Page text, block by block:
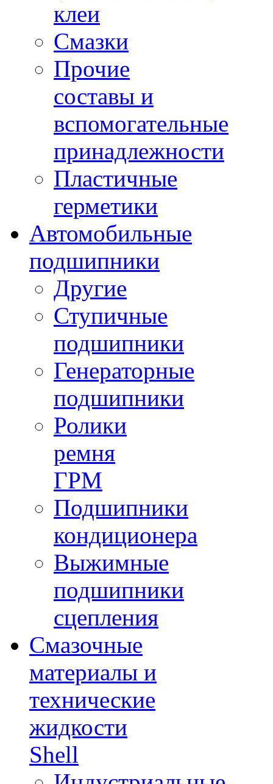
клеи
Смазки
Прочие
составы и
вспомогательные
принадлежности
Пластичные
герметики
Автомобильные
подшипники
Другие
Ступичные
подшипники
Генераторные
подшипники
Ролики
ремня
ГРМ
Подшипники
кондиционера
Выжимные
подшипники
сцепления
Смазочные
материалы и
технические
жидкости
Shell